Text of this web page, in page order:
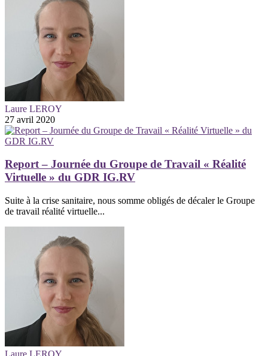
Laure LEROY
27 avril 2020
Report – Journée du Groupe de Travail « Réalité
Virtuelle » du GDR IG.RV
Suite à la crise sanitaire, nous somme obligés de décaler le Groupe
de travail réalité virtuelle...
Laure LEROY